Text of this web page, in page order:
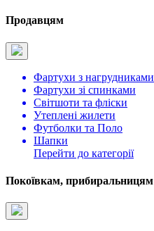
Продавцям
Фартухи з нагрудниками
Фартухи зі спинками
Світшоти та фліски
Утеплені жилети
Футболки та Поло
Шапки
Перейти до категорії
Покоївкам, прибиральницям